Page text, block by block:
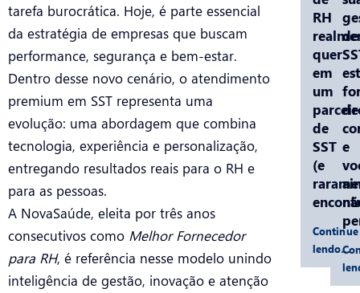
tarefa burocrática. Hoje, é parte essencial
da estratégia de empresas que buscam
performance, segurança e bem-estar.
Dentro desse novo cenário, o atendimento
premium em SST representa uma
evolução: uma abordagem que combina
tecnologia, experiência e personalização,
entregando resultados reais para o RH e
para as pessoas.
A NovaSaúde, eleita por três anos
consecutivos como Melhor Fornecedor
para RH, é referência nesse modelo unindo
inteligência de gestão, inovação e atenção
RH
quer
em
um
de
SST
(e
Continue
lendo…
de
de
e